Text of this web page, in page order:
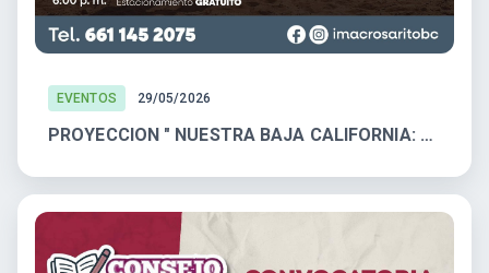
EVENTOS 29/05/2026
PROYECCION " NUESTRA BAJA CALIFORNIA: CALABACEADO"